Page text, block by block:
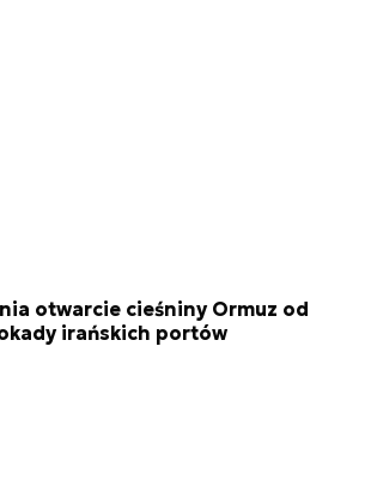
otwarcie cieśniny Ormuz od
irańskich portów